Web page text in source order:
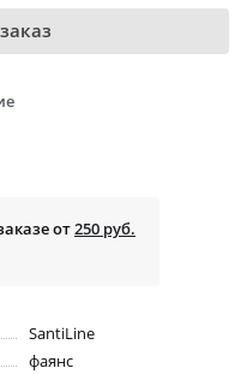
от250 руб.
SantiLine
фаянс